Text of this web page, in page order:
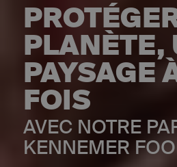
PLANÈTE,
PAYSAGE
FOIS
AVEC NOTRE
KENNEMER